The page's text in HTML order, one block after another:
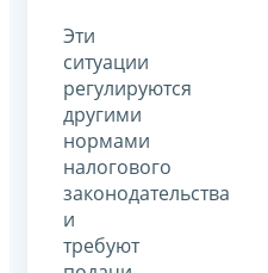
Эти
ситуации
регулируются
другими
нормами
налогового
законодательства
и
требуют